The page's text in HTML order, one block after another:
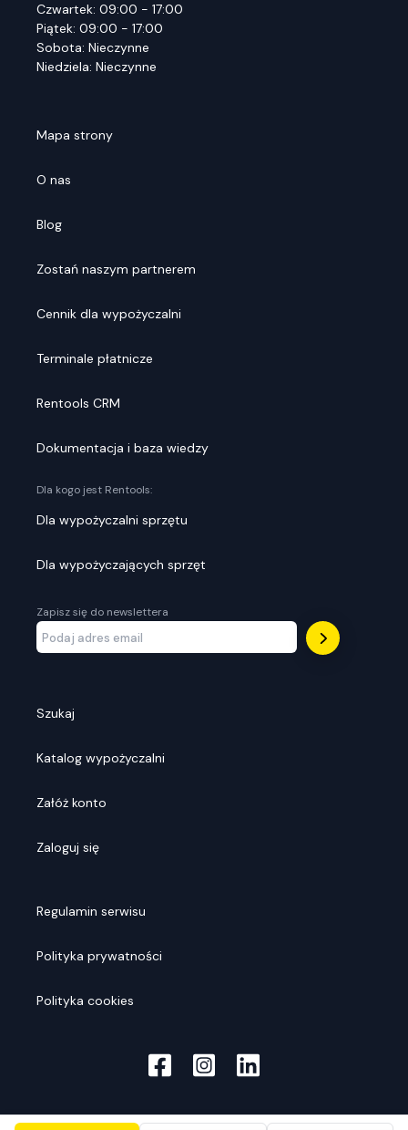
Czwartek: 09:00 - 17:00
Piątek: 09:00 - 17:00
Sobota: Nieczynne
Niedziela: Nieczynne
Mapa strony
O nas
Blog
Zostań naszym partnerem
Cennik dla wypożyczalni
Terminale płatnicze
Rentools CRM
Dokumentacja i baza wiedzy
Dla kogo jest Rentools:
Dla wypożyczalni sprzętu
Dla wypożyczających sprzęt
Zapisz się do newslettera
Szukaj
Katalog wypożyczalni
Załóż konto
Zaloguj się
Regulamin serwisu
Polityka prywatności
Polityka cookies